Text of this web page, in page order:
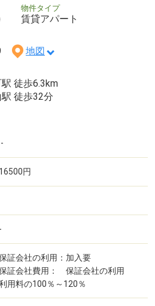
物件タイプ
賃貸アパート
地図
徒歩6.3km
徒歩32分
-
16500円
-
証会社の利用：加入要
証会社費用： 保証会社の利用
用料の100％～120％